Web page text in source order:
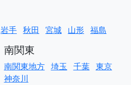
岩手 秋田 宮城 山形 福島
南関東
南関東地方 埼玉 千葉 東京
神奈川